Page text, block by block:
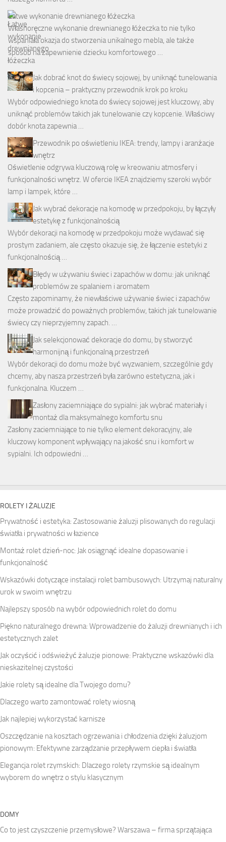
Łatwe wykonanie drewnianego łóżeczka
Własnoręczne wykonanie drewnianego łóżeczka to nie tylko
wspaniała okazja do stworzenia unikalnego mebla, ale także
sposób na zapewnienie dziecku komfortowego …
Jak dobrać knot do świecy sojowej, by uniknąć tunelowania
i kopcenia – praktyczny przewodnik krok po kroku
Wybór odpowiedniego knota do świecy sojowej jest kluczowy, aby
uniknąć problemów takich jak tunelowanie czy kopcenie. Właściwy
dobór knota zapewnia …
Przewodnik po oświetleniu IKEA: trendy, lampy i aranżacje
wnętrz
Oświetlenie odgrywa kluczową rolę w kreowaniu atmosfery i
funkcjonalności wnętrz. W ofercie IKEA znajdziemy szeroki wybór
lamp i lampek, które …
Jak wybrać dekoracje na komodę w przedpokoju, by łączyły
estetykę z funkcjonalnością
Wybór dekoracji na komodę w przedpokoju może wydawać się
prostym zadaniem, ale często okazuje się, że łączenie estetyki z
funkcjonalnością …
Błędy w używaniu świec i zapachów w domu: jak uniknąć
problemów ze spalaniem i aromatem
Często zapominamy, że niewłaściwe używanie świec i zapachów
może prowadzić do poważnych problemów, takich jak tunelowanie
świecy czy nieprzyjemny zapach. …
Jak selekcjonować dekoracje do domu, by stworzyć
harmonijną i funkcjonalną przestrzeń
Wybór dekoracji do domu może być wyzwaniem, szczególnie gdy
chcemy, aby nasza przestrzeń była zarówno estetyczna, jak i
funkcjonalna. Kluczem …
Zasłony zaciemniające do sypialni: jak wybrać materiały i
montaż dla maksymalnego komfortu snu
Zasłony zaciemniające to nie tylko element dekoracyjny, ale
kluczowy komponent wpływający na jakość snu i komfort w
sypialni. Ich odpowiedni …
ROLETY I ŻALUZJE
Prywatność i estetyka: Zastosowanie żaluzji plisowanych do regulacji
światła i prywatności w łazience
Montaż rolet dzień-noc: Jak osiągnąć idealne dopasowanie i
funkcjonalność
Wskazówki dotyczące instalacji rolet bambusowych: Utrzymaj naturalny
urok w swoim wnętrzu
Najlepszy sposób na wybór odpowiednich rolet do domu
Piękno naturalnego drewna: Wprowadzenie do żaluzji drewnianych i ich
estetycznych zalet
Jak oczyścić i odświeżyć żaluzje pionowe: Praktyczne wskazówki dla
nieskazitelnej czystości
Jakie rolety są idealne dla Twojego domu?
Dlaczego warto zamontować rolety wiosną
Jak najlepiej wykorzystać karnisze
Oszczędzanie na kosztach ogrzewania i chłodzenia dzięki żaluzjom
pionowym: Efektywne zarządzanie przepływem ciepła i światła
Elegancja rolet rzymskich: Dlaczego rolety rzymskie są idealnym
wyborem do wnętrz o stylu klasycznym
DOMY
Co to jest czyszczenie przemysłowe? Warszawa – firma sprzątająca